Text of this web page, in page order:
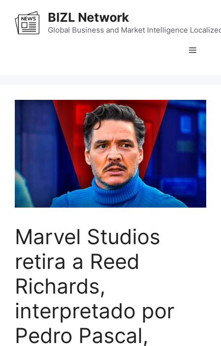
content
BIZL Network
Global Business and Market Intelligence
Menu
Marvel Studios
retira a Reed
Richards,
interpretado por
Pedro Pascal,